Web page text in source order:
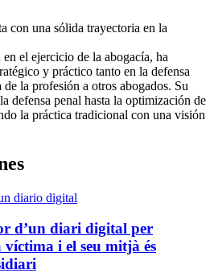
con una sólida trayectoria en la
el ejercicio de la abogacía, ha
y práctico tanto en la defensa
la profesión a otros abogados. Su
defensa penal hasta la optimización de
la práctica tradicional con una visión
d’un diari digital per
i el seu mitjà és